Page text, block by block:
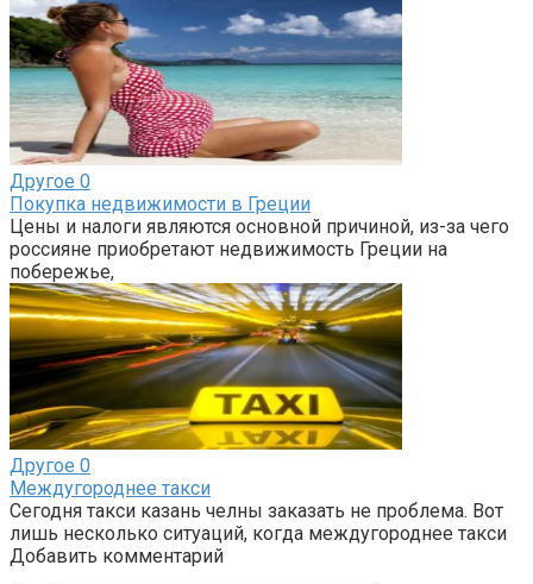
Другое 0
Покупка недвижимости в Греции
Цены и налоги являются основной причиной, из-за чего
россияне приобретают недвижимость Греции на
побережье,
Другое 0
Междугороднее такси
Cегодня такси казань челны заказать не проблема. Вот
лишь несколько ситуаций, когда междугороднее такси
Добавить комментарий